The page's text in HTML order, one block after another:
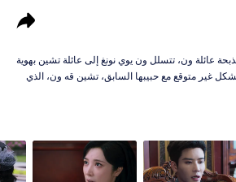
عائلة ون، تتسلل ون يوي نونغ إلى عائلة تشين بهوية
غير متوقع مع حبيبها السابق، تشين قه ون، الذي
تتعمق مع كل لقاء.